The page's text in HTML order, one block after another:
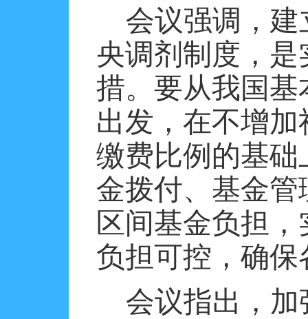
会议强调，
央调剂制度，
措。要从我国
出发，在不增
缴费比例的基
金拨付、基金
区间基金负担
负担可控，确
会议指出，